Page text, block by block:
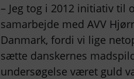
– Jeg tog i 2012 initiativ til
samarbejde med AVV
Danmark, fordi vi lige
sætte danskernes
undersøgelse været guld